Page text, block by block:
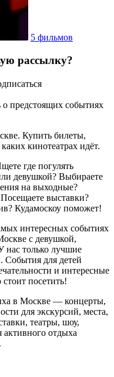
5 фильмов
рассылку?
предстоящих событиях
Купить билеты,
кинотеатрах идёт.
где погулять
девушкой? Выбираете
на выходные?
выставки?
Кудамоскоу поможет!
интересных событиях
с девушкой,
нас только лучшие
События для детей
и интересные
посетить!
в Москве — концерты,
для экскурсий, места,
театры, шоу,
активного отдыха